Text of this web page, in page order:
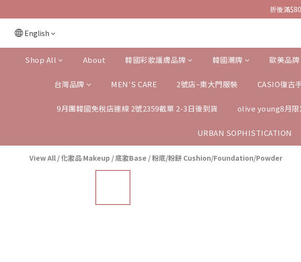
折後滿
English
Shop All About 韓國彩妝護膚品牌 韓國潮牌 歐美品牌
台灣品牌 MEN'S CARE 2號店~東大門服裝 CASIO復古
9月團韓國免稅店連線 2號2359截單 2-3日後到貨 olive young8月限
URBAN SOPHISTICATION
View All /化妝品 Makeup /底妝Base /粉底/粉餅 Cushion/Foundation/Powder